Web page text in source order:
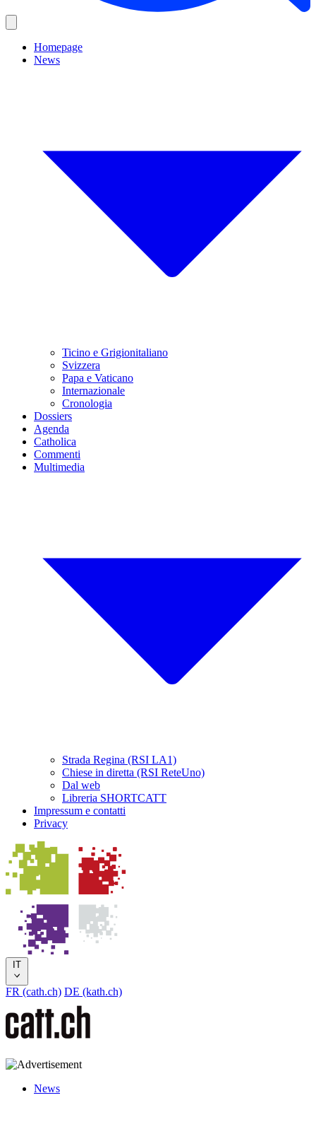
Homepage
News
Ticino e Grigionitaliano
Svizzera
Papa e Vaticano
Internazionale
Cronologia
Dossiers
Agenda
Catholica
Commenti
Multimedia
Strada Regina (RSI LA1)
Chiese in diretta (RSI ReteUno)
Dal web
Libreria SHORTCATT
Impressum e contatti
Privacy
IT
FR (cath.ch) DE (kath.ch)
News